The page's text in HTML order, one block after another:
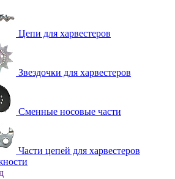
Цепи для харвестеров
Звездочки для харвестеров
Сменные носовые части
Части цепей для харвестеров